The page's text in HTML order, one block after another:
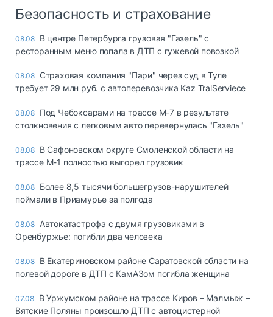
Безопасность и страхование
08.08 В центре Петербурга грузовая "Газель" с
ресторанным меню попала в ДТП с гужевой повозкой
08.08 Страховая компания "Пари" через суд в Туле
требует 29 млн руб. с автоперевозчика Kaz TralServiece
08.08 Под Чебоксарами на трассе М-7 в результате
столкновения с легковым авто перевернулась "Газель"
08.08 В Сафоновском округе Смоленской области на
трассе М-1 полностью выгорел грузовик
08.08 Более 8,5 тысячи большегрузов-нарушителей
поймали в Приамурье за полгода
08.08 Автокатастрофа с двумя грузовиками в
Оренбуржье: погибли два человека
08.08 В Екатериновском районе Саратовской области на
полевой дороге в ДТП с КамАЗом погибла женщина
07.08 В Уржумском районе на трассе Киров – Малмыж –
Вятские Поляны произошло ДТП с автоцистерной